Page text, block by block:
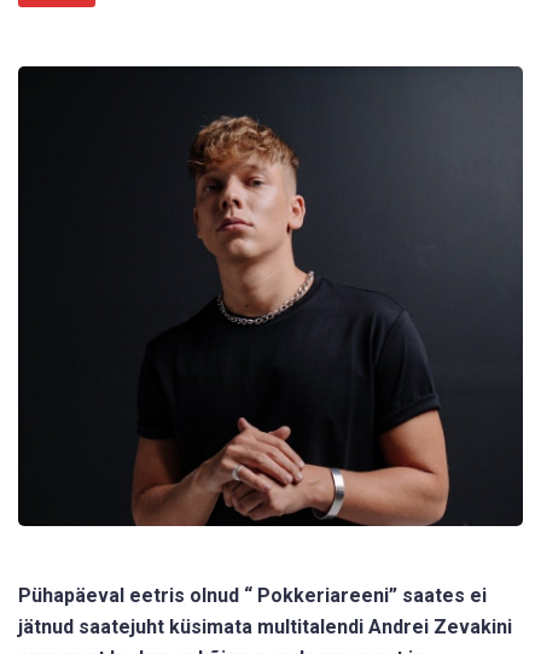
Pühapäeval eetris olnud “ Pokkeriareeni” saates ei
jätnud saatejuht küsimata multitalendi Andrei Zevakini